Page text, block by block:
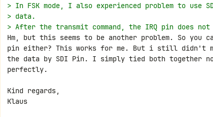
> In FSK mode, I also experienced problem to use
> data.
> After the transmit command, the IRQ pin does
Hm, but this seems to be another problem. So you
pin either? This works for me. But i still didn't
the data by SDI Pin. I simply tied both together
perfectly.
Kind regards,
Klaus